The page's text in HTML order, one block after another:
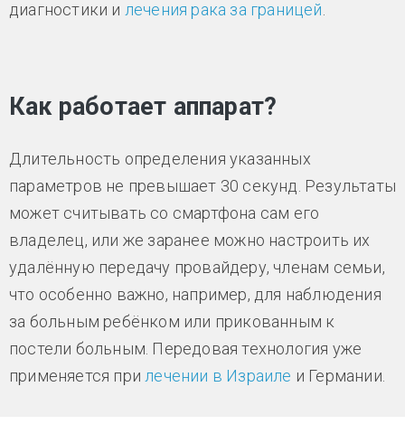
диагностики и лечения рака за границей
Как работает аппарат?
Длительность определения указанных
параметров не превышает 30 секунд. Результаты
может считывать со смартфона сам его
владелец, или же заранее можно настроить их
удалённую передачу провайдеру, членам семьи,
что особенно важно, например, для наблюдения
за больным ребёнком или прикованным к
постели больным. Передовая технология уже
применяется при лечении в Израиле и Германии.